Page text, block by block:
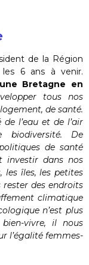
de la Région
6 ans à venir.
Bretagne en
tous nos
de santé.
l’eau et de l’air
De
de santé
investir dans nos
les îles, les petites
rester des endroits
climatique
n’est plus
vivre, il nous
l’égalité femmes-